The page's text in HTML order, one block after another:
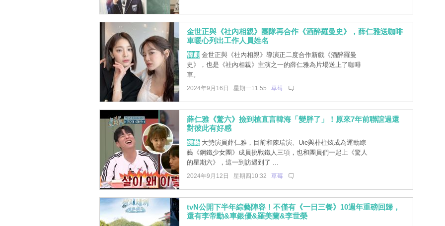
金世正與《社內相親》團隊再合作《酒醉羅曼史》，薛仁雅送咖啡
車暖心列出工作人員姓名
韓劇 金世正與《社內相親》導演正二度合作新戲《酒醉羅曼
史》，也是《社內相親》主演之一的薛仁雅為片場送上了咖啡
車。
2024年9月16日 星期一11:55 草莓
薛仁雅《驚六》撿到槍直言韓海「變胖了」！原來7年前聯誼過還
對彼此有好感
綜藝大勢演員薛仁雅，目前和陳瑞演、Uie與朴柱炫成為運動綜
藝《鋼鐵少女團》成員挑戰鐵人三項，也和團員們一起上《驚人
的星期六》，這一到訪遇到了 ...
2024年9月12日 星期四10:32 草莓
tvN公開下半年綜藝陣容！不僅有《一日三餐》10週年重磅回歸，
還有李帝勳&車銀優&羅美蘭&李世榮